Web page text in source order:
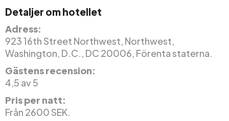
Detaljer om hotellet
Adress:
923 16th Street Northwest, Northwest,
Washington, D.C., DC 20006, Förenta staterna.
Gästens recension:
4,5 av 5
Pris per natt:
Från 2600 SEK.